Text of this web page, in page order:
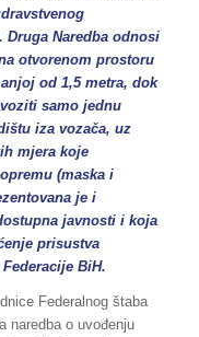
Naredba odnosi
otvorenom prostoru
od 1,5 metra, dok
samo jednu
iza vozača, uz
mjera koje
(maska i
je i
javnosti i koja
prisustva
BiH.
Federalnog štaba
naredba o uvođenju